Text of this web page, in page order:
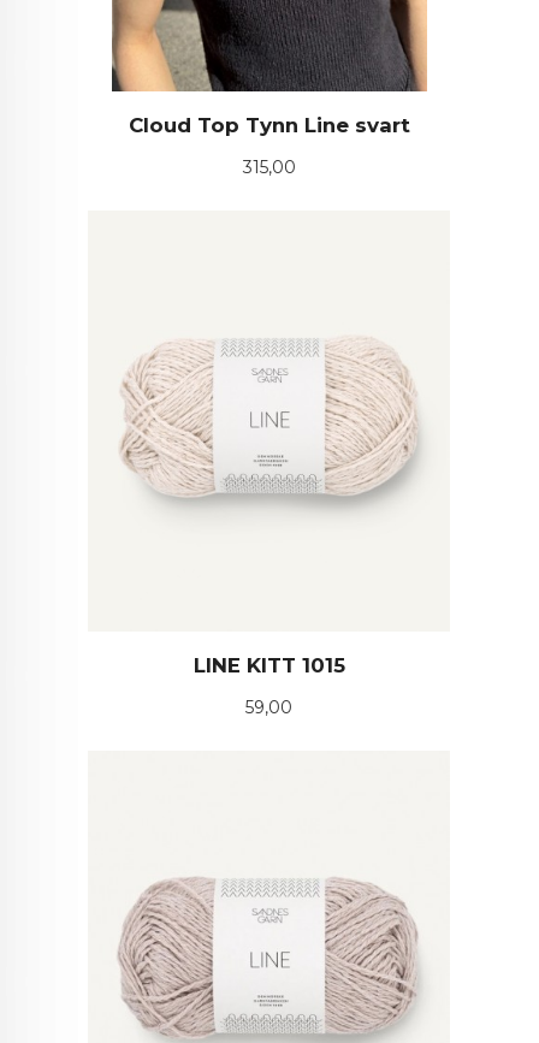
Cloud Top Tynn Line svart
Pris
315,00
LINE KITT 1015
Pris
59,00